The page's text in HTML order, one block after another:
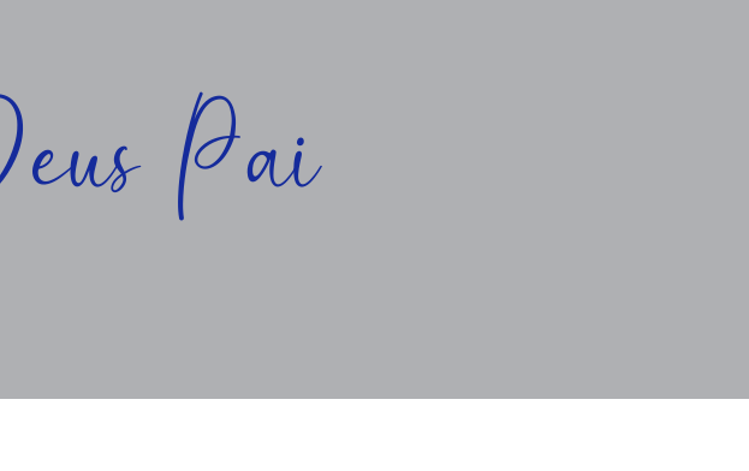
Pai